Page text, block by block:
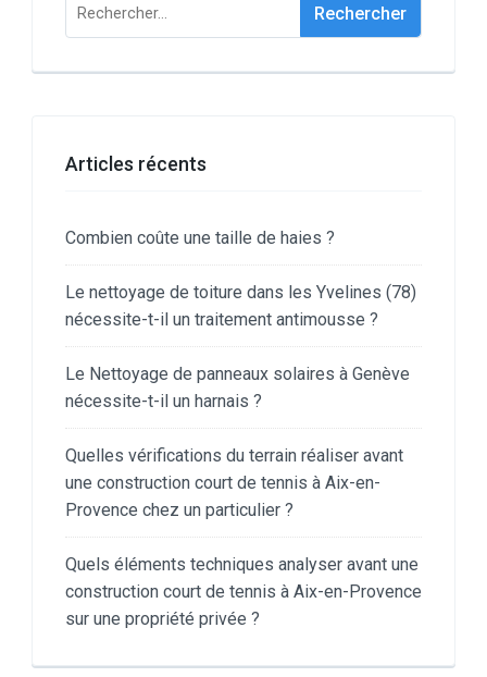
Articles récents
Combien coûte une taille de haies ?
Le nettoyage de toiture dans les Yvelines (78)
nécessite-t-il un traitement antimousse ?
Le Nettoyage de panneaux solaires à Genève
nécessite-t-il un harnais ?
Quelles vérifications du terrain réaliser avant
une construction court de tennis à Aix-en-
Provence chez un particulier ?
Quels éléments techniques analyser avant une
construction court de tennis à Aix-en-Provence
sur une propriété privée ?